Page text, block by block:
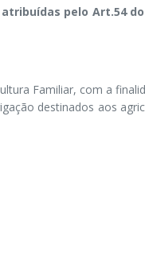
atribuídas pelo Art.54
Familiar, com a
destinados aos